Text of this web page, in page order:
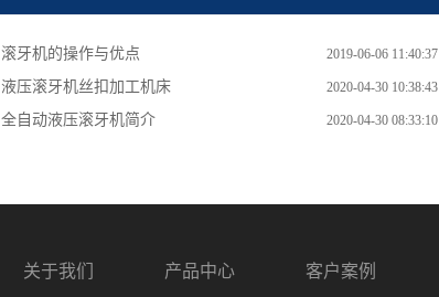
滚牙机的操作与优点 2019-06-06 11:40:37
液压滚牙机丝扣加工机床 2020-04-30 10:38:43
全自动液压滚牙机简介 2020-04-30 08:33:10
关于我们 产品中心 客户案例